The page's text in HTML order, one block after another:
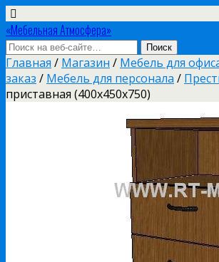
«Мебельная Атмосфера»
Главная / Магазин / Мебель для
заказ / Мебель для персонала /
приставная (400х450х750)